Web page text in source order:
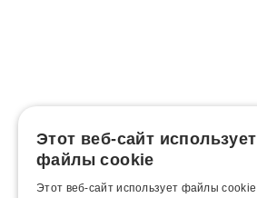
Этот веб-сайт использует
файлы cookie
Этот веб-сайт использует файлы cookie